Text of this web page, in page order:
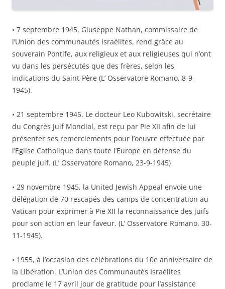
• 7 septembre 1945. Giuseppe Nathan, commissaire de
l’Union des communautés israélites, rend grâce au
souverain Pontife, aux religieux et aux religieuses qui n’ont
vu dans les persécutés que des frères, selon les
indications du Saint-Père (L’ Osservatore Romano, 8-9-
1945).
• 21 septembre 1945. Le docteur Leo Kubowitski, secrétaire
du Congrès Juif Mondial, est reçu par Pie XII afin de lui
présenter ses remerciements pour l’oeuvre effectuée par
l’Eglise Catholique dans toute l’Europe en défense du
peuple juif. (L’ Osservatore Romano, 23-9-1945)
• 29 novembre 1945, la United Jewish Appeal envoie une
délégation de 70 rescapés des camps de concentration au
Vatican pour exprimer à Pie XII la reconnaissance des juifs
pour son action en leur faveur. (L’ Osservatore Romano, 30-
11-1945).
• 1955, à l’occasion des célébrations du 10e anniversaire de
la Libération. L’Union des Communautés Israélites
proclame le 17 avril jour de gratitude pour l’assistance